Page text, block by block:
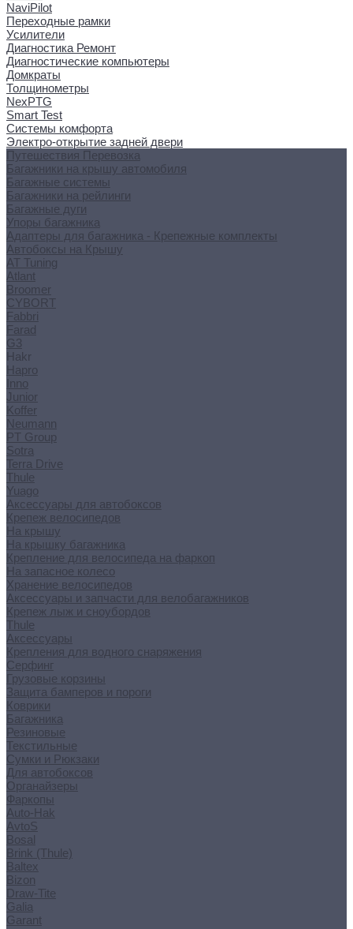
NaviPilot
Переходные рамки
Усилители
Диагностика Ремонт
Диагностические компьютеры
Домкраты
Толщинометры
NexPTG
Smart Test
Системы комфорта
Электро-открытие задней двери
Путешествия Перевозка
Багажники на крышу автомобиля
Багажные системы
Багажники на рейлинги
Багажные дуги
Упоры багажника
Адаптеры для багажника - Крепежные комплекты
Автобоксы на Крышу
AT Tuning
Atlant
Broomer
CYBORT
Fabbri
Farad
G3
Hakr
Hapro
Inno
Junior
Koffer
Neumann
PT Group
Sotra
Terra Drive
Thule
Yuago
Аксессуары для автобоксов
Крепеж велосипедов
На крышу
На крышку багажника
Крепление для велосипеда на фаркоп
На запасное колесо
Хранение велосипедов
Аксессуары и запчасти для велобагажников
Крепеж лыж и сноубордов
Thule
Аксессуары
Крепления для водного снаряжения
Серфинг
Грузовые корзины
Защита бамперов и пороги
Коврики
Багажника
Резиновые
Текстильные
Сумки и Рюкзаки
Для автобоксов
Органайзеры
Фаркопы
Auto-Hak
AvtoS
Bosal
Brink (Thule)
Baltex
Bizon
Draw-Tite
Galia
Garant